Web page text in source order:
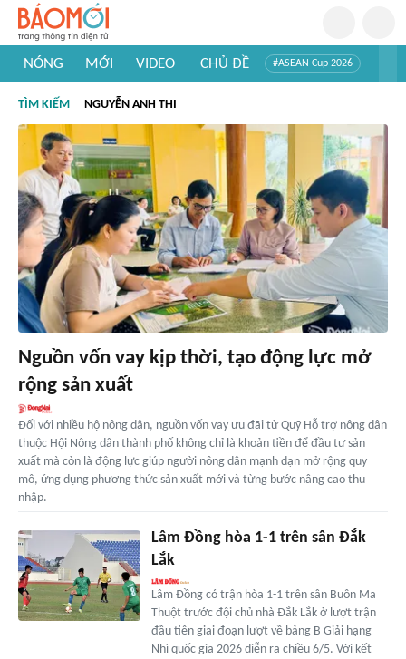
NÓNG MỚI VIDEO CHỦ ĐỀ #ASEAN Cup 2026
#Khám phá thế giới
TÌM KIẾM NGUYỄN ANH THI
Nguồn vốn vay kịp thời, tạo động lực mở
rộng sản xuất
Ðối với nhiều hộ nông dân, nguồn vốn vay ưu đãi từ Quỹ Hỗ trợ nông dân
thuộc Hội Nông dân thành phố không chỉ là khoản tiền để đầu tư sản
xuất mà còn là động lực giúp người nông dân mạnh dạn mở rộng quy
mô, ứng dụng phương thức sản xuất mới và từng bước nâng cao thu
nhập.
Lâm Đồng hòa 1-1 trên sân Đắk
Lắk
Lâm Đồng có trận hòa 1-1 trên sân Buôn Ma
Thuột trước đội chủ nhà Đắk Lắk ở lượt trận
đầu tiên giai đoạn lượt về bảng B Giải hạng
Nhì quốc gia 2026 diễn ra chiều 6/5. Với kết